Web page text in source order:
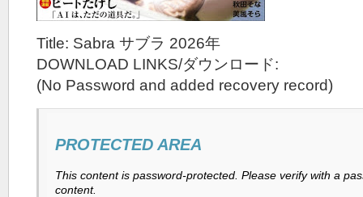
Title: Sabra サブラ 2026年
DOWNLOAD LINKS/ダウンロード:
(No Password and added recovery record)
PROTECTED AREA
This content is password-protected. Please verify with a
content.